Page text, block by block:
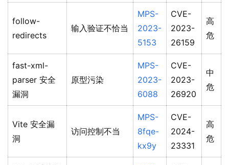
follow-
redirects
输入验证不恰当
MPS-
2023-
5153
CVE-
2023-
26159
高
危
fast-xml-
parser 安全
漏洞
原型污染
MPS-
2023-
6088
CVE-
2023-
26920
中
危
Vite 安全漏
洞
访问控制不当
MPS-
8fqe-
kx9y
CVE-
2024-
23331
高
危